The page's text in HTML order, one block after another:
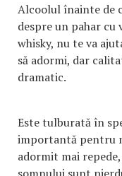
Alcoolul înainte de
despre un pahar cu
whisky, nu te va
să adormi, dar
dramatic.
Este tulburată în
importantă pentru
adormit mai